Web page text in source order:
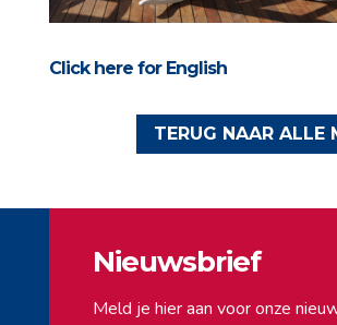
Click here for English
TERUG NAAR ALLE
Nieuwsbrief
Meld je hier aan voor onze